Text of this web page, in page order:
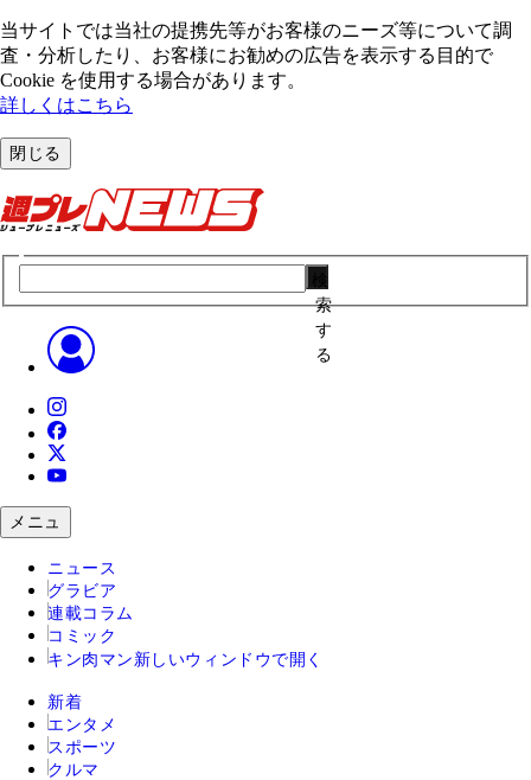
当サイトでは当社の提携先等がお客様のニーズ等について調
査・分析したり、お客様にお勧めの広告を表⽰する⽬的で
Cookie を使⽤する場合があります。
詳しくはこちら
閉じる
索
す
る
メニュ
ニュース
グラビア
連載コラム
コミック
キン肉マン 新しいウィンドウで開く
新着
エンタメ
スポーツ
クルマ